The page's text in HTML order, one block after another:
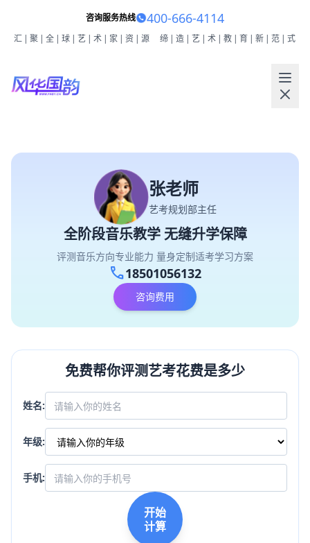
咨询服务热线 400-666-4114
汇|聚|全|球|艺|术|家|资|源 缔|造|艺|术|教|育|新|范|式
张老师
艺考规划部主任
全阶段音乐教学 无缝升学保障
评测音乐方向专业能力 量身定制适考学习方案
call18501056132
咨询费用
免费帮你评测艺考花费是多少
姓名:
年级:
手机:
开始
计算